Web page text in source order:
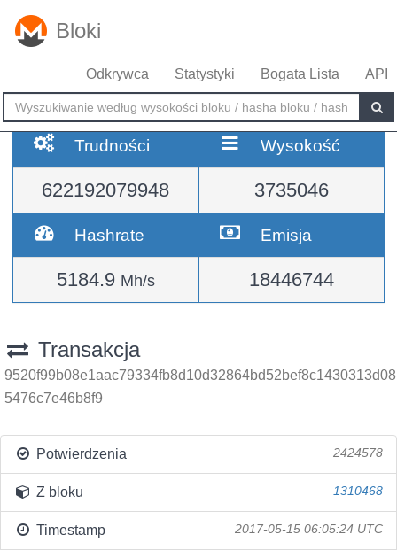
Bloki
Odkrywca Statystyki Bogata Lista API
Trudności
622192079948
Wysokość
3735046
Hashrate
5184.9 Mh/s
Emisja
18446744
Transakcja
9520f99b08e1aac79334fb8d10d32864bd52bef8c1430313d08
5476c7e46b8f9
Potwierdzenia 2424578
Z bloku 1310468
Timestamp 2017-05-15 06:05:24 UTC